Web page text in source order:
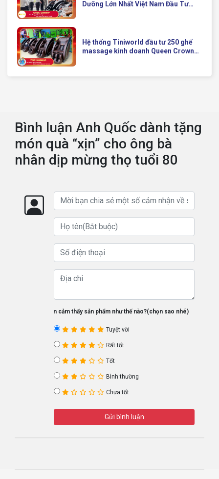
Dưỡng Lớn Nhất Việt Nam Đầu Tư
Hệ thống Tiniworld đầu tư 250 ghế
massage kinh doanh Queen Crown
Bình luận Anh Quốc dành tặng
món quà “xịn” cho ông bà
nhân dịp mừng thọ tuổi 80
Bạn cảm thấy sản phẩm như thế nào?(chọn sao nhé)
Tuyệt vời
Rất tốt
Tốt
Bình thường
Chưa tốt
Gửi bình luận